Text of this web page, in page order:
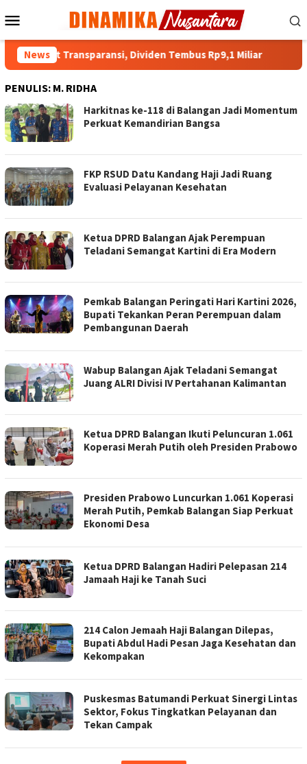
ke
Mobile
News
Transparansi, Dividen Tembus Rp9,1 Miliar
PENULIS: M. RIDHA
Harkitnas ke-118 di Balangan Jadi Momentum
Perkuat Kemandirian Bangsa
FKP RSUD Datu Kandang Haji Jadi Ruang
Evaluasi Pelayanan Kesehatan
Ketua DPRD Balangan Ajak Perempuan
Teladani Semangat Kartini di Era Modern
Pemkab Balangan Peringati Hari Kartini 2026,
Bupati Tekankan Peran Perempuan dalam
Pembangunan Daerah
Wabup Balangan Ajak Teladani Semangat
Juang ALRI Divisi IV Pertahanan Kalimantan
Ketua DPRD Balangan Ikuti Peluncuran 1.061
Koperasi Merah Putih oleh Presiden Prabowo
Presiden Prabowo Luncurkan 1.061 Koperasi
Merah Putih, Pemkab Balangan Siap Perkuat
Ekonomi Desa
Ketua DPRD Balangan Hadiri Pelepasan 214
Jamaah Haji ke Tanah Suci
214 Calon Jemaah Haji Balangan Dilepas,
Bupati Abdul Hadi Pesan Jaga Kesehatan dan
Kekompakan
Puskesmas Batumandi Perkuat Sinergi Lintas
Sektor, Fokus Tingkatkan Pelayanan dan
Tekan Campak